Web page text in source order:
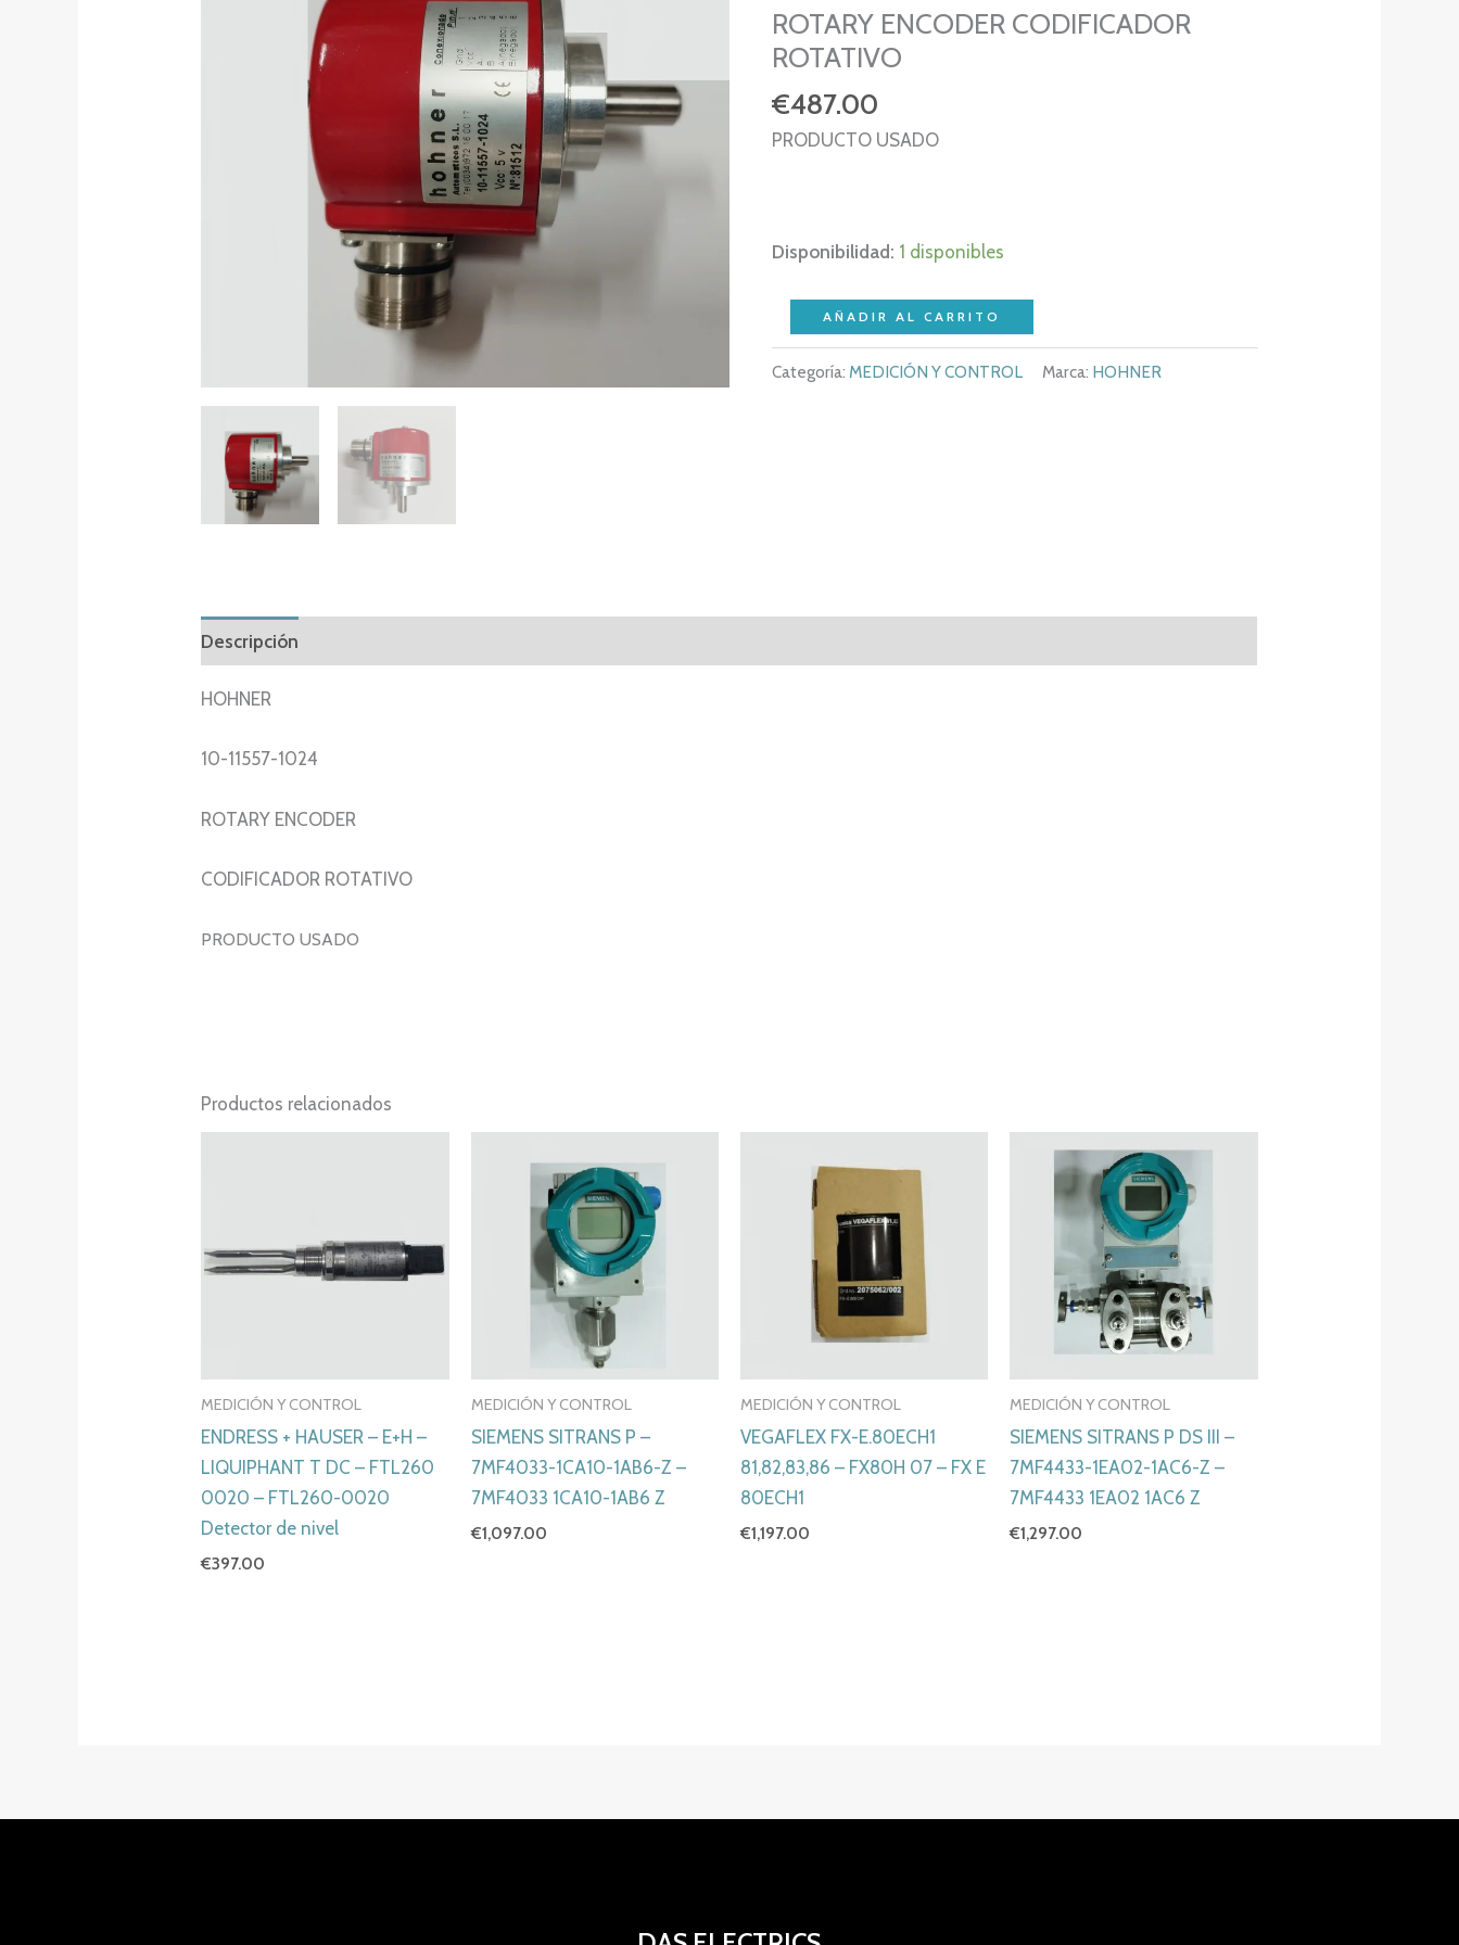
ROTARY ENCODER CODIFICADOR
ROTATIVO
€487.00
PRODUCTO USADO
Disponibilidad: 1 disponibles
HOHNER
10-
11557-
CODIFICADOR
AÑADIR AL CARRITO
Categoría: MEDICIÓN Y CONTROL Marca: HOHNER
Descripción
HOHNER
10-11557-1024
ROTARY ENCODER
CODIFICADOR ROTATIVO
PRODUCTO USADO
Productos relacionados
MEDICIÓN Y CONTROL
ENDRESS + HAUSER – E+H –
LIQUIPHANT T DC – FTL260
0020 – FTL260-0020
Detector de nivel
€397.00
MEDICIÓN Y CONTROL
SIEMENS SITRANS P –
7MF4033-1CA10-1AB6-Z –
7MF4033 1CA10-1AB6 Z
€1,097.00
MEDICIÓN Y CONTROL
VEGAFLEX FX-E.80ECH1
81,82,83,86 – FX80H 07 – FX E
80ECH1
€1,197.00
MEDICIÓN Y CONTROL
SIEMENS SITRANS P DS III –
7MF4433-1EA02-1AC6-Z –
7MF4433 1EA02 1AC6 Z
€1,297.00